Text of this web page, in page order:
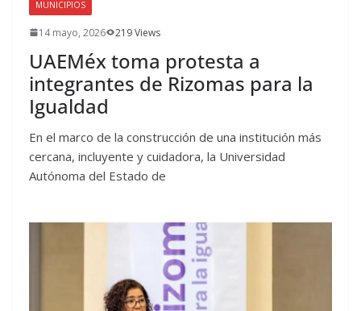
MUNICIPIOS
14 mayo, 2026 219 Views
UAEMéx toma protesta a
integrantes de Rizomas para la
Igualdad
En el marco de la construcción de una institución más
cercana, incluyente y cuidadora, la Universidad
Autónoma del Estado de